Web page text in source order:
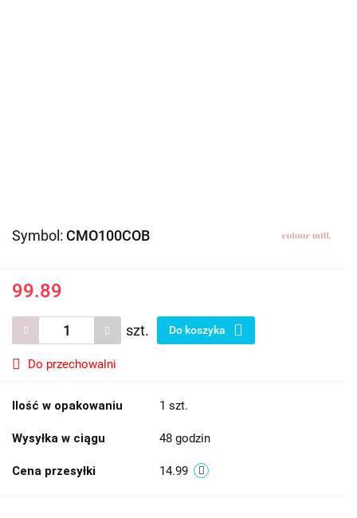
Symbol: CMO100COB
99.89
szt. Do koszyka
Do przechowalni
Ilość w opakowaniu 1 szt.
Wysyłka w ciągu 48 godzin
Cena przesyłki 14.99